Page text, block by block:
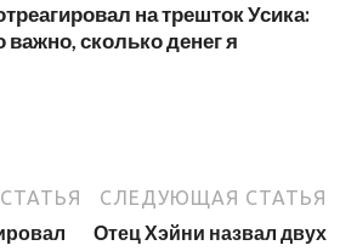
на трешток Усика:
важно, сколько денег я
СЛЕДУЮЩАЯ СТАТЬЯ
Отец Хэйни назвал двух